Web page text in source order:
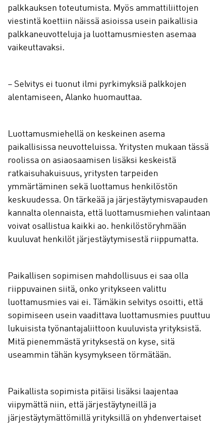
palkkauksen toteutumista. Myös ammattiliittojen
viestintä koettiin näissä asioissa usein paikallisia
palkkaneuvotteluja ja luottamusmiesten asemaa
vaikeuttavaksi.
– Selvitys ei tuonut ilmi pyrkimyksiä palkkojen
alentamiseen, Alanko huomauttaa.
Luottamusmiehellä on keskeinen asema
paikallisissa neuvotteluissa. Yritysten mukaan tässä
roolissa on asiaosaamisen lisäksi keskeistä
ratkaisuhakuisuus, yritysten tarpeiden
ymmärtäminen sekä luottamus henkilöstön
keskuudessa. On tärkeää ja järjestäytymisvapauden
kannalta olennaista, että luottamusmiehen valintaan
voivat osallistua kaikki ao. henkilöstöryhmään
kuuluvat henkilöt järjestäytymisestä riippumatta.
Paikallisen sopimisen mahdollisuus ei saa olla
riippuvainen siitä, onko yritykseen valittu
luottamusmies vai ei. Tämäkin selvitys osoitti, että
sopimiseen usein vaadittava luottamusmies puuttuu
lukuisista työnantajaliittoon kuuluvista yrityksistä.
Mitä pienemmästä yrityksestä on kyse, sitä
useammin tähän kysymykseen törmätään.
Paikallista sopimista pitäisi lisäksi laajentaa
viipymättä niin, että järjestäytyneillä ja
järjestäytymättömillä yrityksillä on yhdenvertaiset